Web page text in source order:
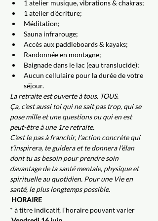
1 atelier musique, vibrations & chakras;
1 atelier d’écriture;
Méditation;
Sauna infrarouge;
Accès aux paddleboards & kayaks;
Randonnée en montagne;
Baignade dans le lac (eau translucide);
Aucun cellulaire pour la durée de votre
séjour.
La retraite est ouverte à tous. TOUS.
Ça, c’est aussi toi qui ne sait pas trop, qui se
pose mille et une questions ou qui en est
peut-être à une 1re retraite.
C’est le pas à franchir, l’action concrète qui
t’inspirera, te guidera et te donnera l’élan
dont tu as besoin pour prendre soin
davantage de ta santé mentale, physique et
spirituelle au quotidien. Pour une Vie en
santé, le plus longtemps possible.
HORAIRE
* à titre indicatif, l’horaire pouvant varier